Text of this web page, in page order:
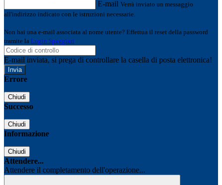
E-mail Verrà inviato un messaggio
all'indirizzo indicato con le istruzioni necessarie.
Non hai una e-mail associata al nome utente? Effettua il reset della password
tramite la Login Spaggiari
E-mail inviata, si prega di controllare la casella di posta elettronica!
Errore
Chiudi
Successo
Chiudi
Informazione
Chiudi
Attendere...
Attendere il completamento dell'operazione...